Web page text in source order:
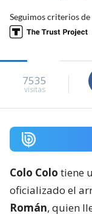
Seguimos criterios de
7535
visitas
Colo Colo tiene
oficializado el
Román, quien